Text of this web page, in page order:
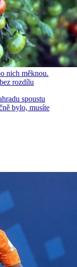
nich měknou.
rozdílu
spoustu
bylo, musíte